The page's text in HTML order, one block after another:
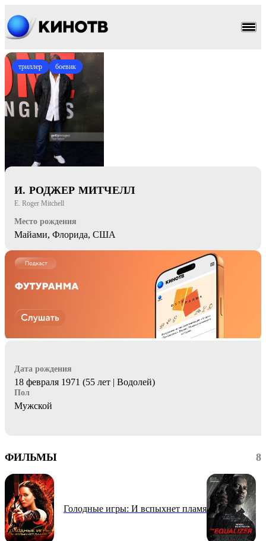
триллер боевик
И. РОДЖЕР МИТЧЕЛЛ
E. Roger Mitchell
Место рождения
Майами, Флорида, США
Дата рождения
18 февраля 1971 (55 лет | Водолей)
Пол
Мужской
ФИЛЬМЫ 8
Голодные игры: И вспыхнет пламя